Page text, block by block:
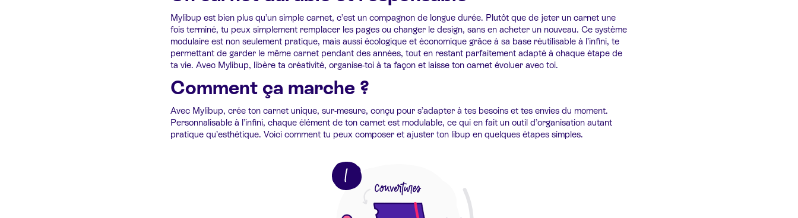
Mylibup est bien plus qu’un simple carnet, c’est un compagnon de longue durée. Plutôt que de jeter un carnet une
fois terminé, tu peux simplement remplacer les pages ou changer le design, sans en acheter un nouveau. Ce système
modulaire est non seulement pratique, mais aussi écologique et économique grâce à sa base réutilisable à l’infini, te
permettant de garder le même carnet pendant des années, tout en restant parfaitement adapté à chaque étape de
ta vie. Avec Mylibup, libère ta créativité, organise-toi à ta façon et laisse ton carnet évoluer avec toi.
Comment ça marche ?
Avec Mylibup, crée ton carnet unique, sur-mesure, conçu pour s’adapter à tes besoins et tes envies du moment.
Personnalisable à l’infini, chaque élément de ton carnet est modulable, ce qui en fait un outil d’organisation autant
pratique qu’esthétique. Voici comment tu peux composer et ajuster ton libup en quelques étapes simples.